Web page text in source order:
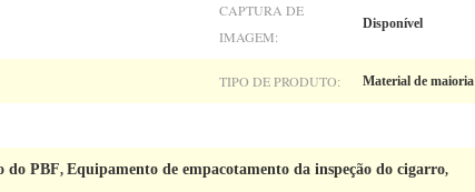
CAPTURA DE
IMAGEM:
Disponível
TIPO DE PRODUTO: Material de maioria
do PBF, Equipamento de empacotamento da inspeção do cigarro,